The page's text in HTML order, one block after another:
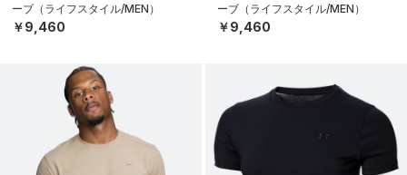
ーブ（ライフスタイル/MEN）
￥9,460
ーブ（ライフスタイル/MEN）
￥9,460